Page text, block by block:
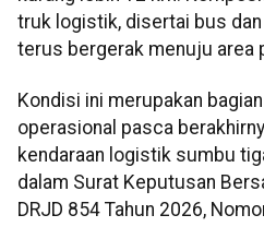
truk logistik, disertai bus dan
terus bergerak menuju area
Kondisi ini merupakan
operasional pasca
kendaraan logistik sumbu
dalam Surat Keputusan
DRJD 854 Tahun 2026,